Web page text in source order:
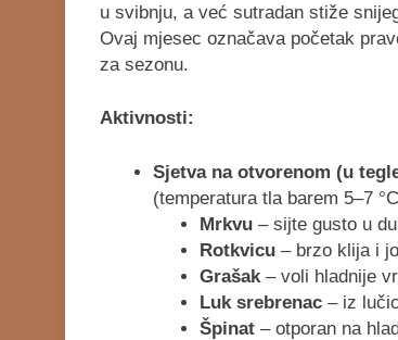
u svibnju, a već sutradan stiže
Ovaj mjesec označava početak
za sezonu.
Aktivnosti:
Sjetva na otvorenom (u
(temperatura tla barem 5–7
Mrkvu– sijte gusto u
Rotkvicu– brzo klija i
Grašak– voli hladnije
Luk srebrenac– iz
Špinat– otporan na